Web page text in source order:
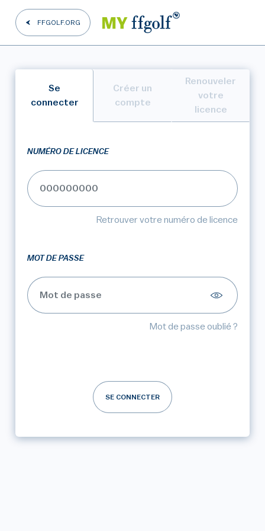
FFGOLF.ORG
Se
connecter
Créer un
compte
Renouveler
votre
licence
NUMÉRO DE LICENCE
Retrouver votre numéro de licence
MOT DE PASSE
Mot de passe oublié ?
SE CONNECTER